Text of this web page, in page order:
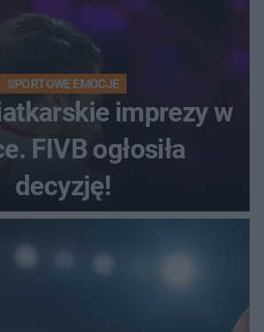
SPORTOWE EMOCJE
imprezy w
FIVB ogłosiła
decyzję!